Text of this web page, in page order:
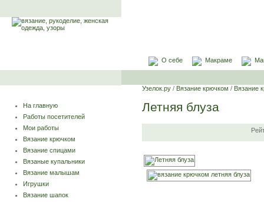
О себе Макраме
На главную
Работы посетителей
Мои работы
Вязание крючком
Вязание спицами
Вязаные купальники
Вязание малышам
Игрушки
Вязание шапок
Узелок.ру / Вязание крючком / Вязание
Летняя блуза